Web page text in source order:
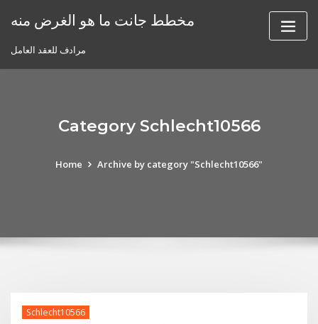
مخطط جانت ما هو الغرض منه
مرادف للعقد العامل
Category Schlecht10566
Home Archive by category "Schlecht10566"
Schlecht10566